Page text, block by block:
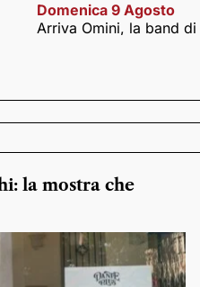
Domenica 9 Agosto
Arriva Omini, la band
la mostra che